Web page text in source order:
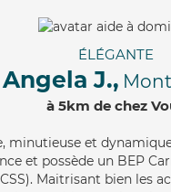
ÉLÉGANTE
Angela J.,
à 5km de chez
, minutieuse et
et possède un BEP
Maitrisant bien les